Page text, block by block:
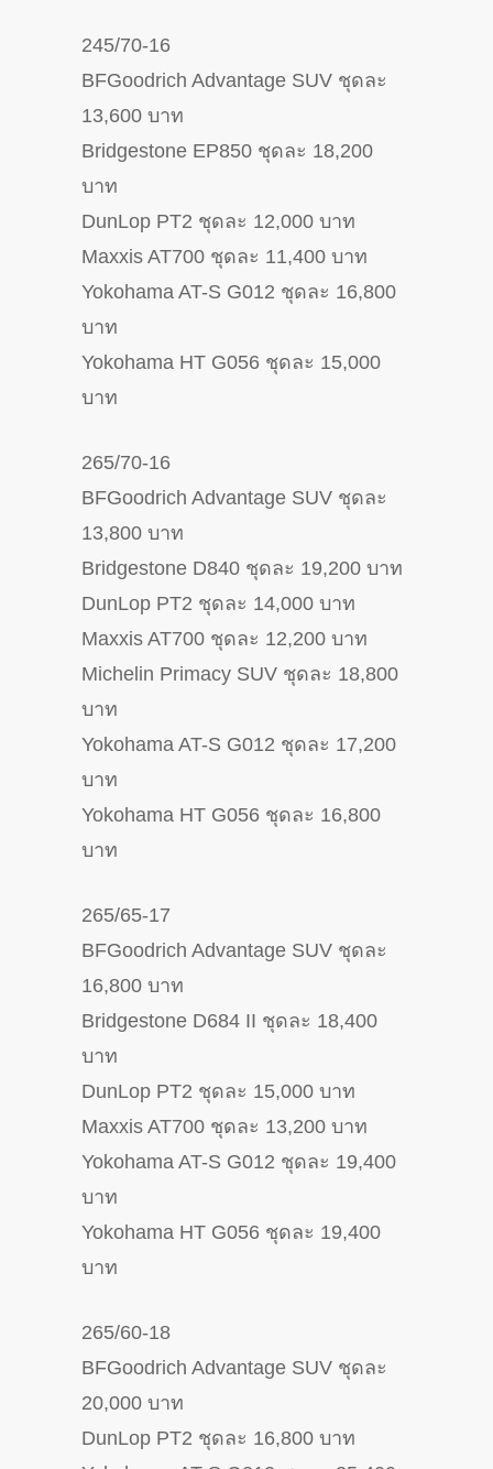
245/70-16
BFGoodrich Advantage SUV ชุดละ
13,600 บาท
Bridgestone EP850 ชุดละ 18,200
บาท
DunLop PT2 ชุดละ 12,000 บาท
Maxxis AT700 ชุดละ 11,400 บาท
Yokohama AT-S G012 ชุดละ 16,800
บาท
Yokohama HT G056 ชุดละ 15,000
บาท
265/70-16
BFGoodrich Advantage SUV ชุดละ
13,800 บาท
Bridgestone D840 ชุดละ 19,200 บาท
DunLop PT2 ชุดละ 14,000 บาท
Maxxis AT700 ชุดละ 12,200 บาท
Michelin Primacy SUV ชุดละ 18,800
บาท
Yokohama AT-S G012 ชุดละ 17,200
บาท
Yokohama HT G056 ชุดละ 16,800
บาท
265/65-17
BFGoodrich Advantage SUV ชุดละ
16,800 บาท
Bridgestone D684 II ชุดละ 18,400
บาท
DunLop PT2 ชุดละ 15,000 บาท
Maxxis AT700 ชุดละ 13,200 บาท
Yokohama AT-S G012 ชุดละ 19,400
บาท
Yokohama HT G056 ชุดละ 19,400
บาท
265/60-18
BFGoodrich Advantage SUV ชุดละ
20,000 บาท
DunLop PT2 ชุดละ 16,800 บาท